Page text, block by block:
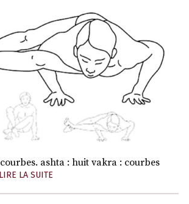
ashta : huit vakra : courbes
LIRE LA SUITE